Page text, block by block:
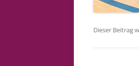
Dieser Beitrag